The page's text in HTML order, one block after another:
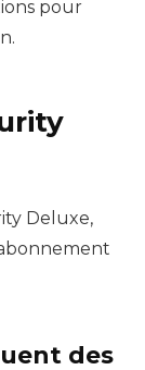
pour
Deluxe,
des